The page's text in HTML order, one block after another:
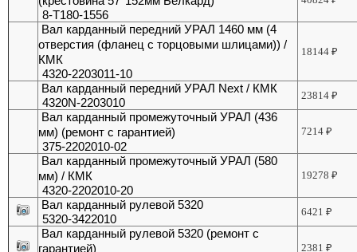
8-Т180-1556
Вал карданный передний УРАЛ 1460 мм (4
отверстия (фланец с торцовыми шлицами)) /
КМК
4320-2203011-10
18144₽
Вал карданный передний УРАЛ Next / КМК
4320N-2203010
23814₽
Вал карданный промежуточный УРАЛ (436
мм) (ремонт с гарантией)
375-2202010-02
7214₽
Вал карданный промежуточный УРАЛ (580
мм) / КМК
4320-2202010-20
19278₽
Вал карданный рулевой 5320
5320-3422010
6421₽
Вал карданный рулевой 5320 (ремонт с
гарантией)
2381₽